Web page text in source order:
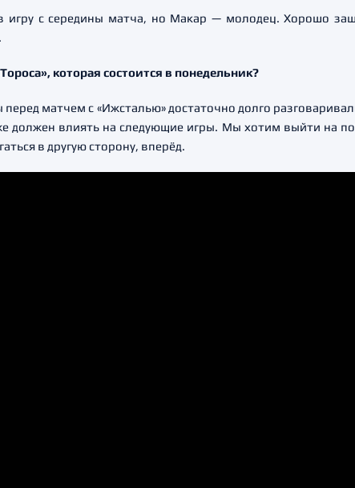
с середины матча, но Макар — молодец. Хорошо
которая состоится в понедельник?
матчем с «Ижсталью» достаточно долго
должен влиять на следующие игры. Мы хотим выйти на
в другую сторону, вперёд.